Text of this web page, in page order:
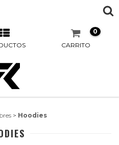
CARRITO
0
> Hoodies